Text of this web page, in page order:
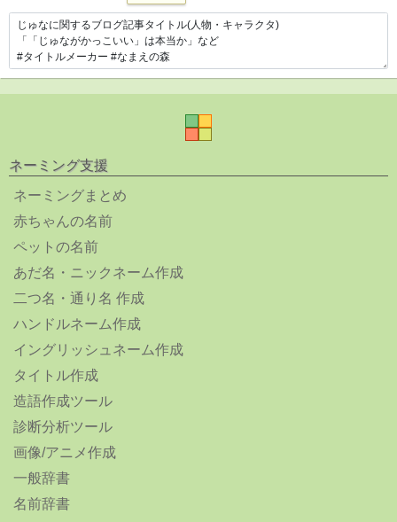
ネーミング支援
ネーミングまとめ
赤ちゃんの名前
ペットの名前
あだ名・ニックネーム作成
二つ名・通り名 作成
ハンドルネーム作成
イングリッシュネーム作成
タイトル作成
造語作成ツール
診断分析ツール
画像/アニメ作成
一般辞書
名前辞書